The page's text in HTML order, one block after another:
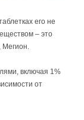
его не
– это
Мегион.
включая 1%
от